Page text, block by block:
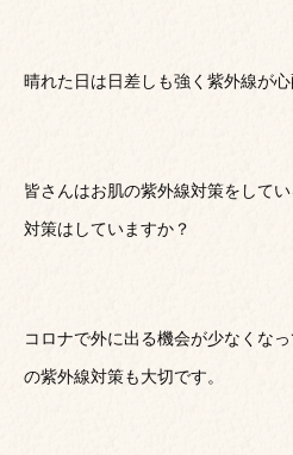
晴れた日は日差しも強く紫外線が
皆さんはお肌の紫外線対策をして
対策はしていますか？
コロナで外に出る機会が少なくな
の紫外線対策も大切です。